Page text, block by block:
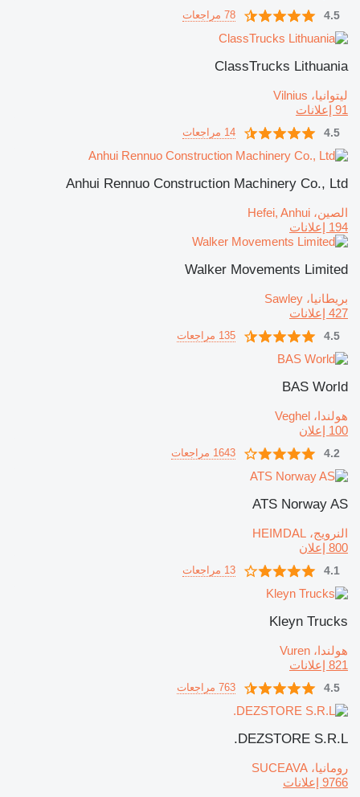
4.5 78 مراجعات
ClassTrucks Lithuania
ليتوانيا، Vilnius
91 إعلانات
4.5 14 مراجعات
Anhui Rennuo Construction Machinery Co., Ltd
الصين، Hefei, Anhui
194 إعلانات
Walker Movements Limited
بريطانيا، Sawley
427 إعلانات
4.5 135 مراجعات
BAS World
هولندا، Veghel
100 إعلان
4.2 1643 مراجعات
ATS Norway AS
النرويج، HEIMDAL
800 إعلان
4.1 13 مراجعات
Kleyn Trucks
هولندا، Vuren
821 إعلانات
4.5 763 مراجعات
DEZSTORE S.R.L.
رومانيا، SUCEAVA
9766 إعلانات